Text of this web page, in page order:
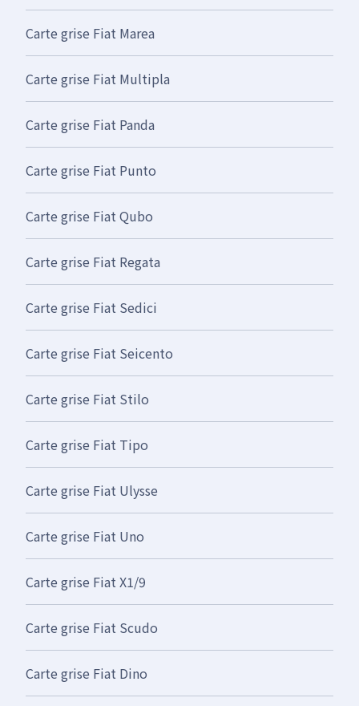
Carte grise Fiat Marea
Carte grise Fiat Multipla
Carte grise Fiat Panda
Carte grise Fiat Punto
Carte grise Fiat Qubo
Carte grise Fiat Regata
Carte grise Fiat Sedici
Carte grise Fiat Seicento
Carte grise Fiat Stilo
Carte grise Fiat Tipo
Carte grise Fiat Ulysse
Carte grise Fiat Uno
Carte grise Fiat X1/9
Carte grise Fiat Scudo
Carte grise Fiat Dino